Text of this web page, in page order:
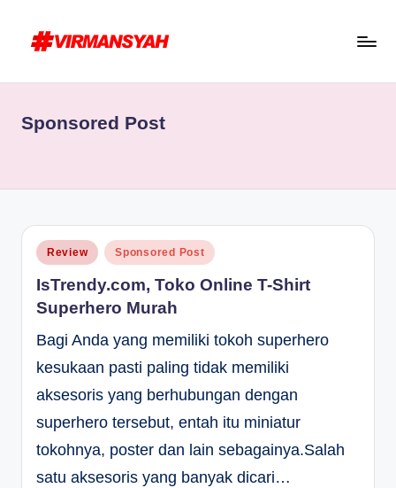
R
A
N
S
Y
A
H
//
for
Sponsored Post
Posted
in
Review Sponsored Post
IsTrendy.com, Toko Online T-Shirt
Superhero Murah
Bagi Anda yang memiliki tokoh superhero
kesukaan pasti paling tidak memiliki
aksesoris yang berhubungan dengan
superhero tersebut, entah itu miniatur
tokohnya, poster dan lain sebagainya.Salah
satu aksesoris yang banyak dicari…